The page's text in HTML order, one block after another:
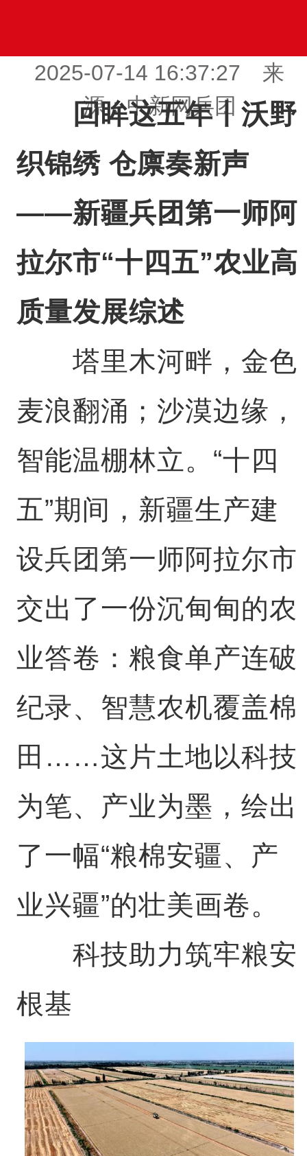
2025-07-14 16:37:27 来
源：中新网兵团
回眸这五年丨沃野
织锦绣 仓廪奏新声
——新疆兵团第一师阿
拉尔市“十四五”农业高
质量发展综述
塔里木河畔，金色
麦浪翻涌；沙漠边缘，
智能温棚林立。“十四
五”期间，新疆生产建
设兵团第一师阿拉尔市
交出了一份沉甸甸的农
业答卷：粮食单产连破
纪录、智慧农机覆盖棉
田……这片土地以科技
为笔、产业为墨，绘出
了一幅“粮棉安疆、产
业兴疆”的壮美画卷。
科技助力筑牢粮安
根基